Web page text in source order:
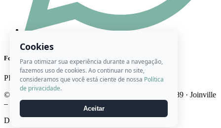
Formas de Pagamento
PIX Cartão Boleto
© 2026 Ateliê Roberta Artes · CNPJ 22.746.947/0001-89 · Joinville
– SC · Brasil
Desenvolvido por
Cookies
Para otimizar sua experiência durante a navegação,
fazemos uso de cookies. Ao continuar no site,
consideramos que você está ciente de nossa Política
de privacidade.
Aceitar